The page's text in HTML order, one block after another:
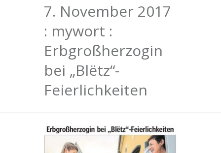
7. November 2017
: mywort :
Erbgroßherzogin
bei „Blëtz“-
Feierlichkeiten